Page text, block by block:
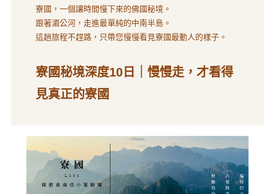
寮國，一個讓時間慢下來的佛國秘境。
跟著湄公河，走進最單純的中南半島。
這趟旅程不趕路，只帶您慢慢看見寮國最動人的樣子。
寮國秘境深度10日｜慢慢走，才看得
見真正的寮國